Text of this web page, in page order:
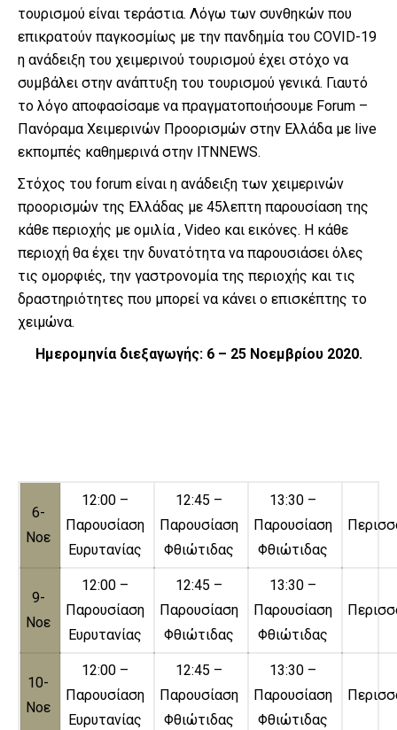
τουρισμού είναι τεράστια. Λόγω των συνθηκών που
επικρατούν παγκοσμίως με την πανδημία του COVID-19
η ανάδειξη του χειμερινού τουρισμού έχει στόχο να
συμβάλει στην ανάπτυξη του τουρισμού γενικά. Γιαυτό
το λόγο αποφασίσαμε να πραγματοποιήσουμε Forum –
Πανόραμα Χειμερινών Προορισμών στην Ελλάδα με live
εκπομπές καθημερινά στην ITNNEWS.
Στόχος του forum είναι η ανάδειξη των χειμερινών
προορισμών της Ελλάδας με 45λεπτη παρουσίαση της
κάθε περιοχής με ομιλία , Video και εικόνες. Η κάθε
περιοχή θα έχει την δυνατότητα να παρουσιάσει όλες
τις ομορφιές, την γαστρονομία της περιοχής και τις
δραστηριότητες που μπορεί να κάνει ο επισκέπτης το
χειμώνα.
Ημερομηνία διεξαγωγής: 6 – 25 Νοεμβρίου 2020.
6-
Νοε
12:00 –
Παρουσίαση
Ευρυτανίας
12:45 –
Παρουσίαση
Φθιώτιδας
13:30 –
Παρουσίαση
Φθιώτιδας
9-
Νοε
12:00 –
Παρουσίαση
Ευρυτανίας
12:45 –
Παρουσίαση
Φθιώτιδας
13:30 –
Παρουσίαση
Φθιώτιδας
10-
Νοε
12:00 –
Παρουσίαση
Ευρυτανίας
12:45 –
Παρουσίαση
Φθιώτιδας
13:30 –
Παρουσίαση
Φθιώτιδας